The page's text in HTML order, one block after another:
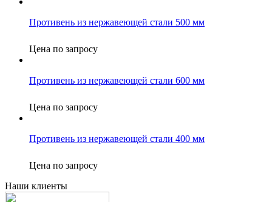
Противень из нержавеющей стали 500 мм
Цена по запросу
Противень из нержавеющей стали 600 мм
Цена по запросу
Противень из нержавеющей стали 400 мм
Цена по запросу
Наши клиенты